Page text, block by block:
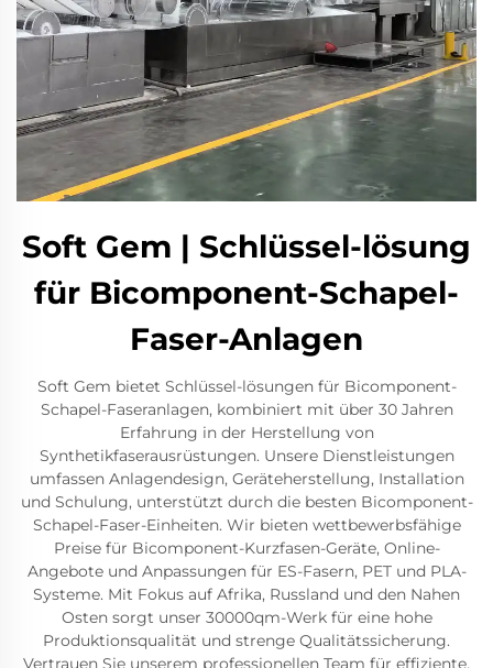
Soft Gem | Schlüssel-lösung
für Bicomponent-Schapel-
Faser-Anlagen
Soft Gem bietet Schlüssel-lösungen für Bicomponent-
Schapel-Faseranlagen, kombiniert mit über 30 Jahren
Erfahrung in der Herstellung von
Synthetikfaserausrüstungen. Unsere Dienstleistungen
umfassen Anlagendesign, Geräteherstellung, Installation
und Schulung, unterstützt durch die besten Bicomponent-
Schapel-Faser-Einheiten. Wir bieten wettbewerbsfähige
Preise für Bicomponent-Kurzfasen-Geräte, Online-
Angebote und Anpassungen für ES-Fasern, PET und PLA-
Systeme. Mit Fokus auf Afrika, Russland und den Nahen
Osten sorgt unser 30000qm-Werk für eine hohe
Produktionsqualität und strenge Qualitätssicherung.
Vertrauen Sie unserem professionellen Team für effiziente,